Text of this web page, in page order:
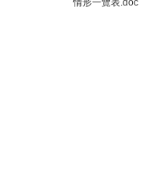
情形一覽表.doc